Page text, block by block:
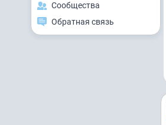
Сообщества
Обратная связь